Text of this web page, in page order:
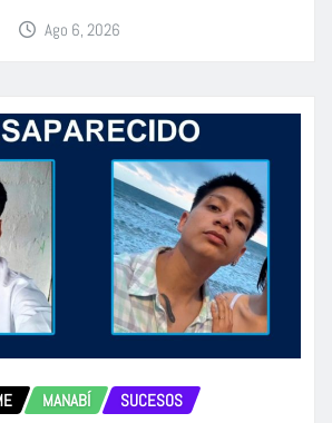
Ago 6, 2026
MANABÍ SUCESOS